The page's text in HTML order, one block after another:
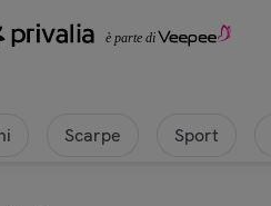
Scarpe Sport